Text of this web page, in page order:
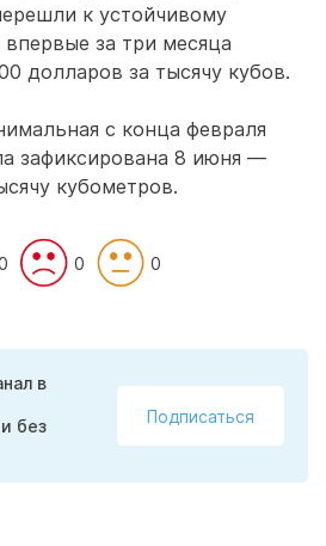
к устойчивому
за три месяца
долларов за тысячу кубов.
с конца февраля
зафиксирована 8 июня —
кубометров.
0 0
в
без
Подписаться